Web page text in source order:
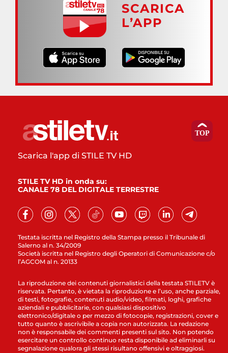
SCARICA
L’APP
Testata iscritta nel Registro della Stampa presso il Tribunale di
Salerno al n. 34/2009
Società iscritta nel Registro degli Operatori di Comunicazione c/o
l’AGCOM al n. 20133
Scarica l'app di STILE TV HD
STILE TV HD in onda su:
CANALE 78 DEL DIGITALE TERRESTRE
La riproduzione dei contenuti giornalistici della testata STILETV è
riservata. Pertanto, è vietata la riproduzione e l’uso, anche parziale,
di testi, fotografie, contenuti audio/video, filmati, loghi, grafiche
aziendali e pubblicitarie, con qualsiasi dispositivo
elettronico/digitale o per mezzo di fotocopie, registrazioni, cover e
tutto quanto è ascrivibile a copia non autorizzata. La redazione
non è responsabile dei commenti presenti sul sito. Non potendo
esercitare un controllo continuo resta disponibile ad eliminarli su
segnalazione qualora gli stessi risultano offensivi e oltraggiosi.